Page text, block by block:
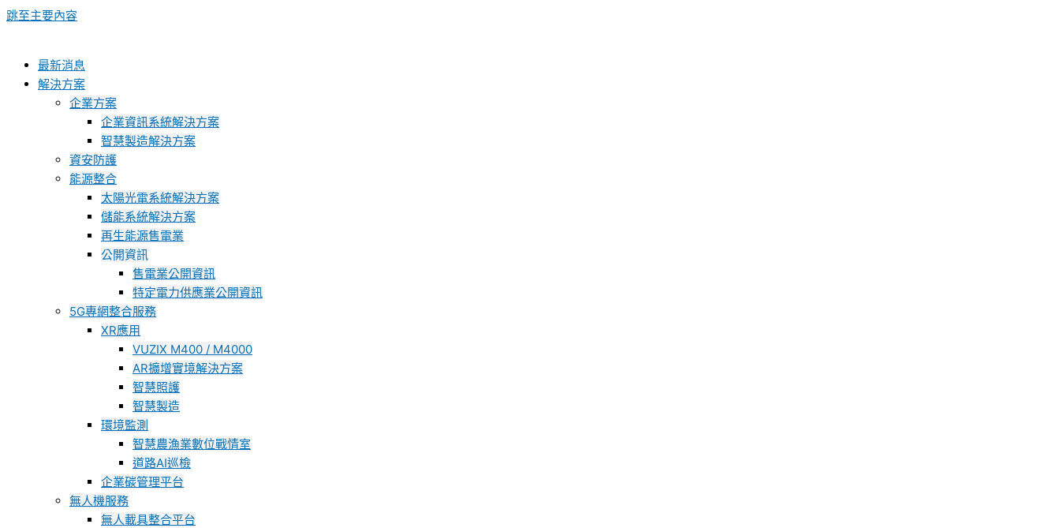
跳至主要內容
最新消息
解決方案
企業方案
企業資訊系統解決方案
智慧製造解決方案
資安防護
能源整合
太陽光電系統解決方案
儲能系統解決方案
再生能源售電業
公開資訊
售電業公開資訊
特定電力供應業公開資訊
5G專網整合服務
XR應用
VUZIX M400 / M4000
AR擴增實境解決方案
智慧照護
智慧製造
環境監測
智慧農漁業數位戰情室
道路AI巡檢
企業碳管理平台
無人機服務
無人載具整合平台